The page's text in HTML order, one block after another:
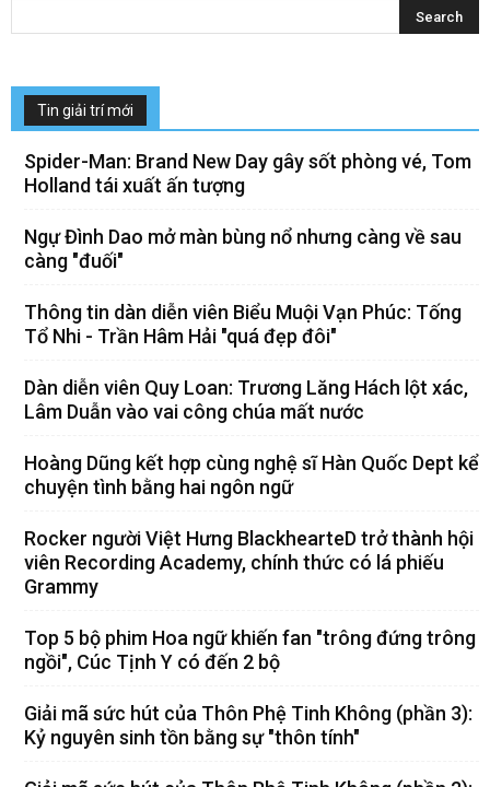
Tin giải trí mới
Spider-Man: Brand New Day gây sốt phòng vé, Tom
Holland tái xuất ấn tượng
Ngự Đình Dao mở màn bùng nổ nhưng càng về sau
càng "đuối"
Thông tin dàn diễn viên Biểu Muội Vạn Phúc: Tống
Tổ Nhi - Trần Hâm Hải "quá đẹp đôi"
Dàn diễn viên Quy Loan: Trương Lăng Hách lột xác,
Lâm Duẫn vào vai công chúa mất nước
Hoàng Dũng kết hợp cùng nghệ sĩ Hàn Quốc Dept kể
chuyện tình bằng hai ngôn ngữ
Rocker người Việt Hưng BlackhearteD trở thành hội
viên Recording Academy, chính thức có lá phiếu
Grammy
Top 5 bộ phim Hoa ngữ khiến fan "trông đứng trông
ngồi", Cúc Tịnh Y có đến 2 bộ
Giải mã sức hút của Thôn Phệ Tinh Không (phần 3):
Kỷ nguyên sinh tồn bằng sự "thôn tính"